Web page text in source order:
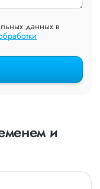
данных в
и